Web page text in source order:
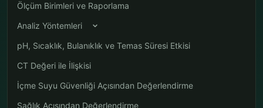
Ölçüm Birimleri ve Raporlama
Analiz Yöntemleri
pH, Sıcaklık, Bulanıklık ve Temas Süresi Etkisi
CT Değeri ile İlişkisi
İçme Suyu Güvenliği Açısından Değerlendirme
Sağlık Açısından Değerlendirme